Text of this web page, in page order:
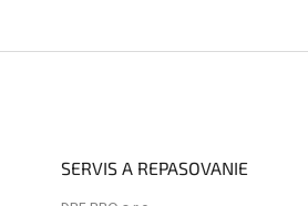
SERVIS A REPASOVANIE